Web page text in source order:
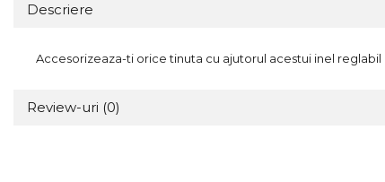
Descriere
Accesorizeaza-ti orice tinuta cu ajutorul acestui inel
Review-uri (0)